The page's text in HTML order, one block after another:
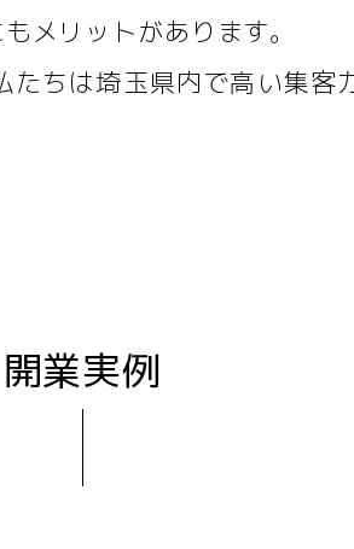
メリットがあります。
ちは埼玉県内で高い集客
開業実例